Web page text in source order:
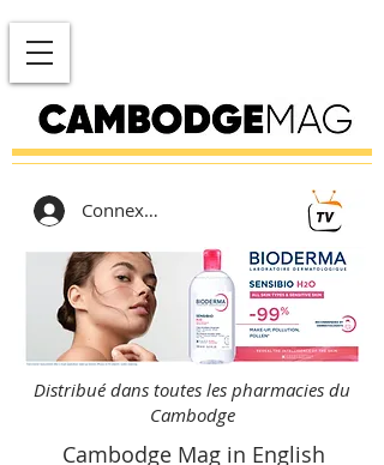
Connexion
Distribué dans toutes les pharmacies du
Cambodge
Cambodge Mag in English